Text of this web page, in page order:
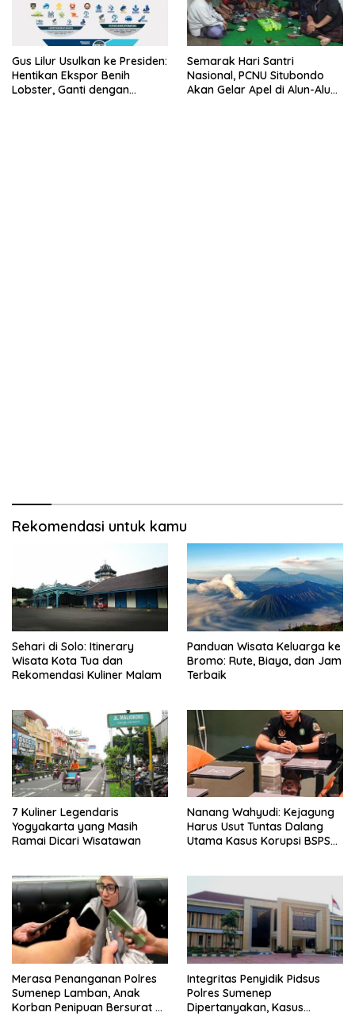
Gus Lilur Usulkan ke Presiden:
Hentikan Ekspor Benih
Lobster, Ganti dengan
Semarak Hari Santri
Nasional, PCNU Situbondo
Akan Gelar Apel di Alun-Alun
Rekomendasi untuk kamu
Sehari di Solo: Itinerary
Wisata Kota Tua dan
Rekomendasi Kuliner Malam
Panduan Wisata Keluarga ke
Bromo: Rute, Biaya, dan Jam
Terbaik
7 Kuliner Legendaris
Yogyakarta yang Masih
Ramai Dicari Wisatawan
Nanang Wahyudi: Kejagung
Harus Usut Tuntas Dalang
Utama Kasus Korupsi BSPS
Merasa Penanganan Polres
Sumenep Lamban, Anak
Korban Penipuan Bersurat ke
Integritas Penyidik Pidsus
Polres Sumenep
Dipertanyakan, Kasus